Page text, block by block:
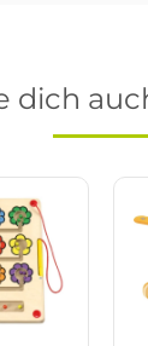
dich